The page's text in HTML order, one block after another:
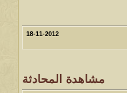
18-11-2012
مشاهدة المحادثة